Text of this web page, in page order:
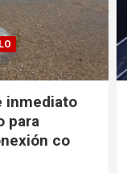
inmediato
para
co